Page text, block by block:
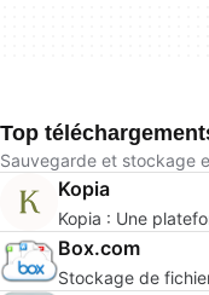
Top
Sauvegarde et stockage
Kopia
Kopia : Une
Box.com
Stockage de